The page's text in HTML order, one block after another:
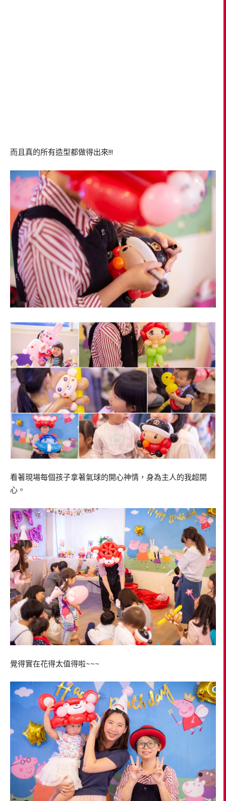
而且真的所有造型都做得出來!!!
看著現場每個孩子拿著氣球的開心神情，身為主人的我超開
心。
覺得實在花得太值得啦~~~